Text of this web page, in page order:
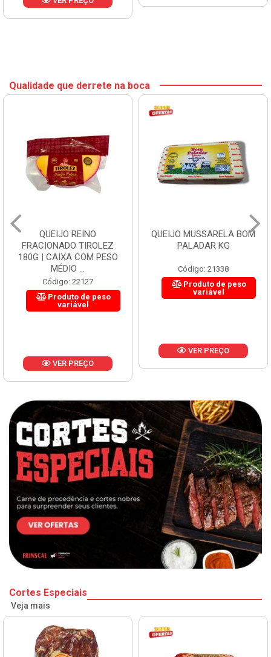
Qualidade que derrete na boca
QUEIJO REINO
FRACIONADO TIROLEZ
180G | CAIXA COM PESO
MÉDIO ...
Código: 22127
Produto de peso
variável
VER PREÇO
QUEIJO MUSSARELA BOM
PALADAR KG
Código: 21338
Produto de peso
variável
VER PREÇO
Cortes Especiais
Veja mais